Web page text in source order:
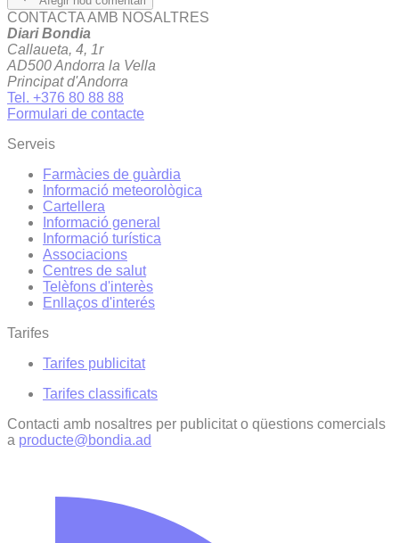
CONTACTA AMB NOSALTRES
Diari Bondia
Callaueta, 4, 1r
AD500 Andorra la Vella
Principat d'Andorra
Tel. +376 80 88 88
Formulari de contacte
Serveis
Farmàcies de guàrdia
Informació meteorològica
Cartellera
Informació general
Informació turística
Associacions
Centres de salut
Telèfons d'interès
Enllaços d'interés
Tarifes
Tarifes publicitat
Tarifes classificats
Contacti amb nosaltres per publicitat o qüestions comercials
a producte@bondia.ad